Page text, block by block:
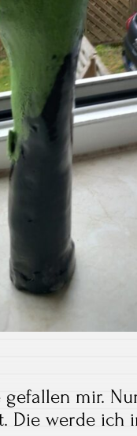
gefallen mir.
Die werde ich